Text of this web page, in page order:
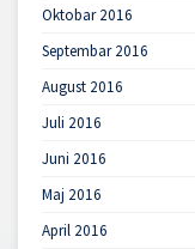
Oktobar 2016
Septembar 2016
August 2016
Juli 2016
Juni 2016
Maj 2016
April 2016